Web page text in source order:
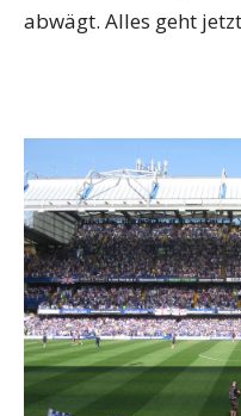
abwägt. Alles geht